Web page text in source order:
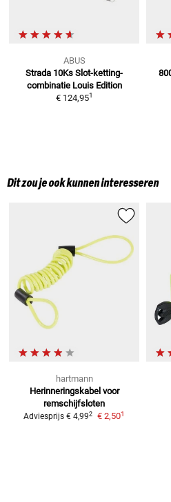
ABUS
Strada 10Ks Slot-ketting-
combinatie Louis Edition
€ 124,951
Dit zou je ook kunnen interesseren
hartmann
Herinneringskabel voor
remschijfsloten
Adviesprijs € 4,992 € 2,501